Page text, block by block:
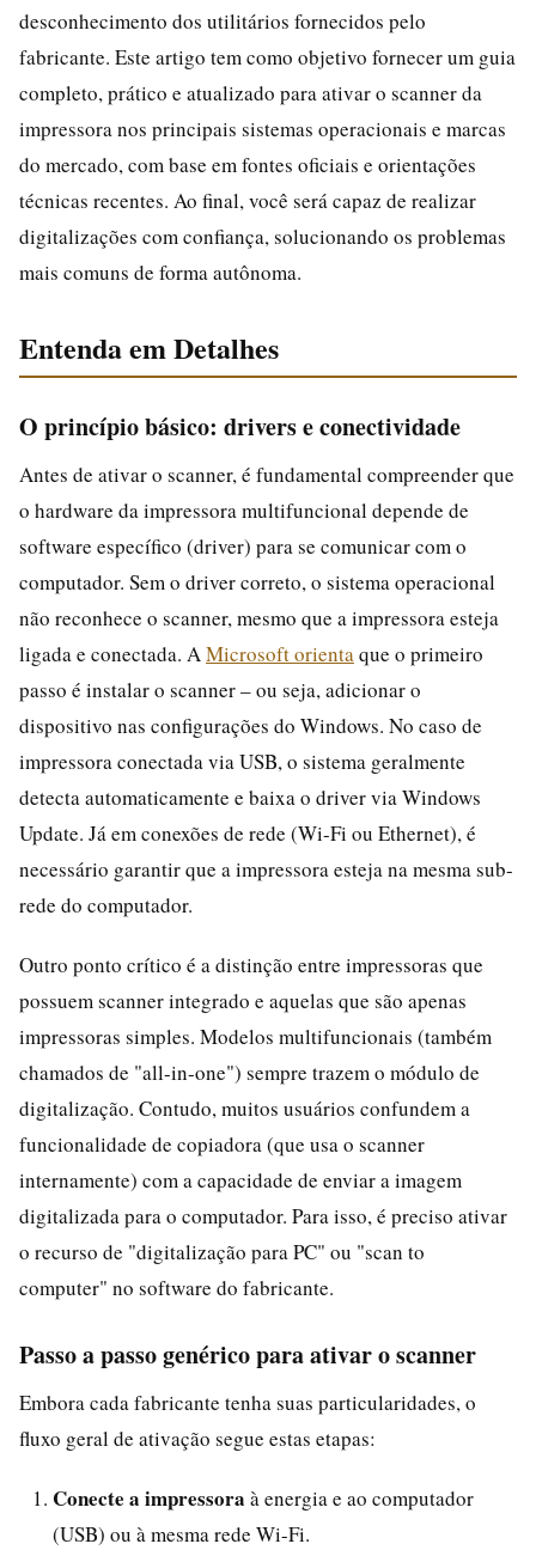
desconhecimento dos utilitários fornecidos pelo
fabricante. Este artigo tem como objetivo fornecer um guia
completo, prático e atualizado para ativar o scanner da
impressora nos principais sistemas operacionais e marcas
do mercado, com base em fontes oficiais e orientações
técnicas recentes. Ao final, você será capaz de realizar
digitalizações com confiança, solucionando os problemas
mais comuns de forma autônoma.
Entenda em Detalhes
O princípio básico: drivers e conectividade
Antes de ativar o scanner, é fundamental compreender que
o hardware da impressora multifuncional depende de
software específico (driver) para se comunicar com o
computador. Sem o driver correto, o sistema operacional
não reconhece o scanner, mesmo que a impressora esteja
ligada e conectada. A Microsoft orienta que o primeiro
passo é instalar o scanner – ou seja, adicionar o
dispositivo nas configurações do Windows. No caso de
impressora conectada via USB, o sistema geralmente
detecta automaticamente e baixa o driver via Windows
Update. Já em conexões de rede (Wi-Fi ou Ethernet), é
necessário garantir que a impressora esteja na mesma sub-
rede do computador.
Outro ponto crítico é a distinção entre impressoras que
possuem scanner integrado e aquelas que são apenas
impressoras simples. Modelos multifuncionais (também
chamados de "all-in-one") sempre trazem o módulo de
digitalização. Contudo, muitos usuários confundem a
funcionalidade de copiadora (que usa o scanner
internamente) com a capacidade de enviar a imagem
digitalizada para o computador. Para isso, é preciso ativar
o recurso de "digitalização para PC" ou "scan to
computer" no software do fabricante.
Passo a passo genérico para ativar o scanner
Embora cada fabricante tenha suas particularidades, o
fluxo geral de ativação segue estas etapas:
Conecte a impressora à energia e ao computador
(USB) ou à mesma rede Wi-Fi.